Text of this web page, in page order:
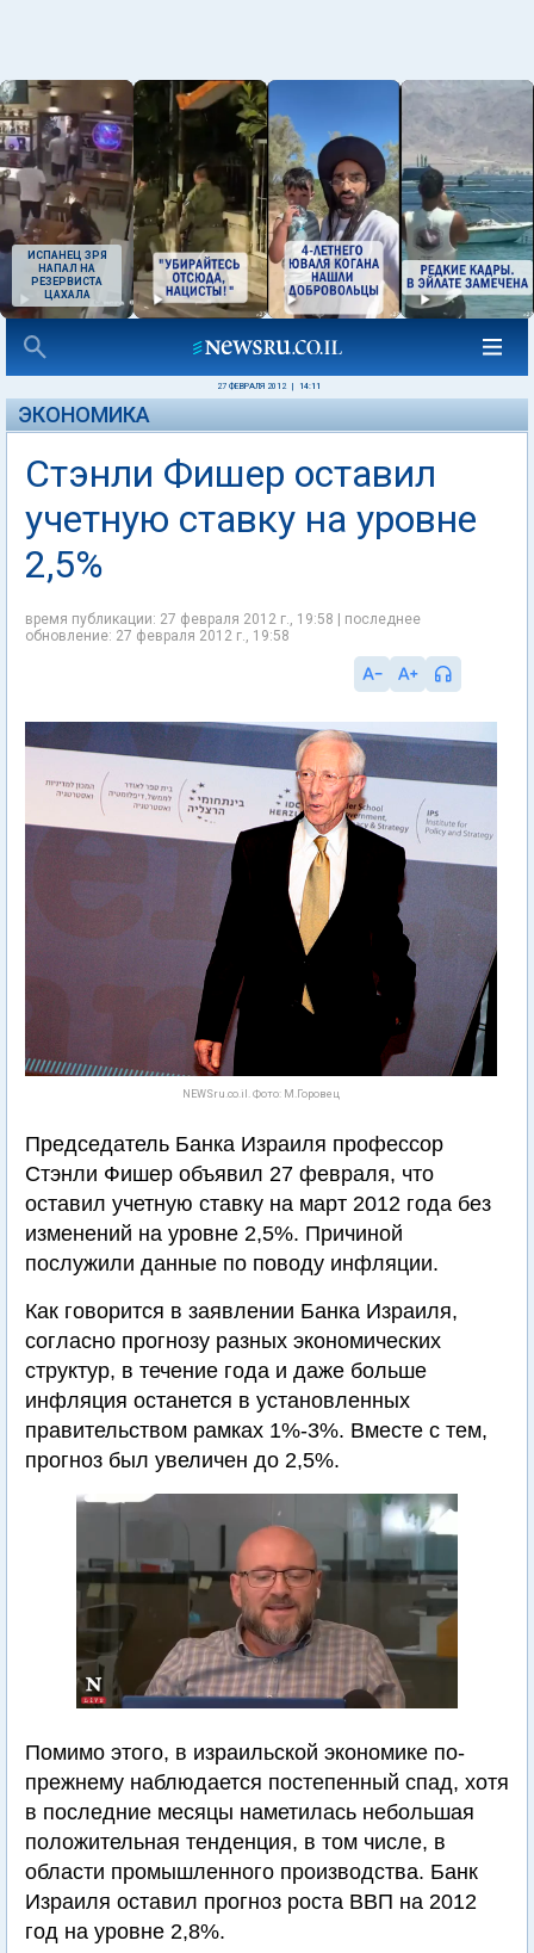
ИСПАНЕЦ ЗРЯ
НАПАЛ НА
РЕЗЕРВИСТА
ЦАХАЛА
27 ФЕВРАЛЯ 2012 14:11
ЭКОНОМИКА
Стэнли Фишер оставил
учетную ставку на уровне
2,5%
время публикации: 27 февраля 2012 г., 19:58 | последнее
обновление: 27 февраля 2012 г., 19:58
NEWSru.co.il. Фото: М.Горовец
Председатель Банка Израиля профессор
Стэнли Фишер объявил 27 февраля, что
оставил учетную ставку на март 2012 года без
изменений на уровне 2,5%. Причиной
послужили данные по поводу инфляции.
Как говорится в заявлении Банка Израиля,
согласно прогнозу разных экономических
структур, в течение года и даже больше
инфляция останется в установленных
правительством рамках 1%-3%. Вместе с тем,
прогноз был увеличен до 2,5%.
Помимо этого, в израильской экономике по-
прежнему наблюдается постепенный спад, хотя
в последние месяцы наметилась небольшая
положительная тенденция, в том числе, в
области промышленного производства. Банк
Израиля оставил прогноз роста ВВП на 2012
год на уровне 2,8%.